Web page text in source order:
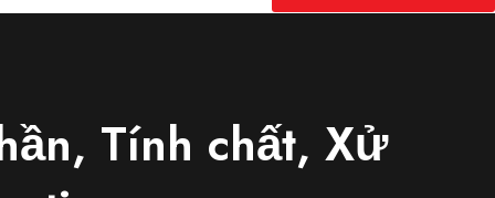
Tính chất, Xử